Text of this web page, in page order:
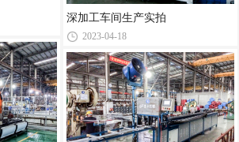
深加工车间生产实拍
2023-04-18